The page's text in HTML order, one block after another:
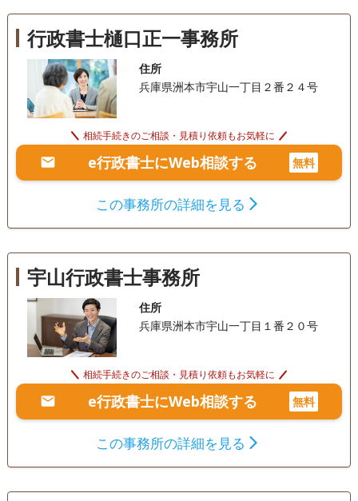
行政書士樋口正一事務所
住所
兵庫県洲本市宇山一丁目２番２４号
相続手続きのご相談・見積り依頼もお気軽に
e行政書士にWeb相談する 無料
この事務所の詳細を見る
宇山行政書士事務所
住所
兵庫県洲本市宇山一丁目１番２０号
相続手続きのご相談・見積り依頼もお気軽に
e行政書士にWeb相談する 無料
この事務所の詳細を見る